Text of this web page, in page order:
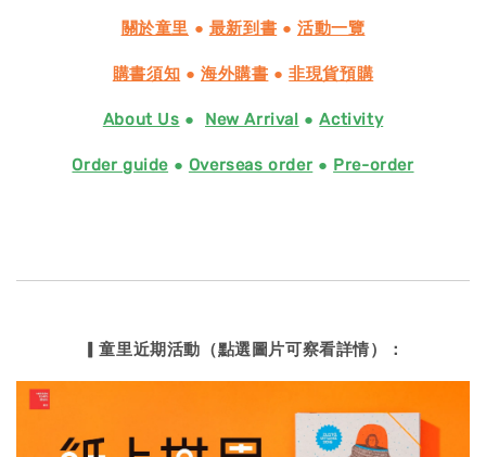
關於童里 ● 最新到書 ●活動一覽
購書須知 ● 海外購書 ●非現貨預購
About Us ● New Arrival ●Activity
Order guide ● Overseas order● Pre-order
▎童里近期活動（點選圖片可察看詳情）：